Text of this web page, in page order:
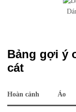
Bảng gợi ý
cát
Hoàn cảnh Áo